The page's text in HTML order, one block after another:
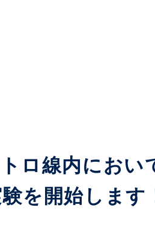
ロ線内にお
を開始します